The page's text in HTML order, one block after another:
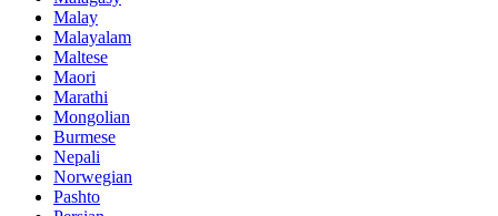
Malay
Malayalam
Maltese
Maori
Marathi
Mongolian
Burmese
Nepali
Norwegian
Pashto